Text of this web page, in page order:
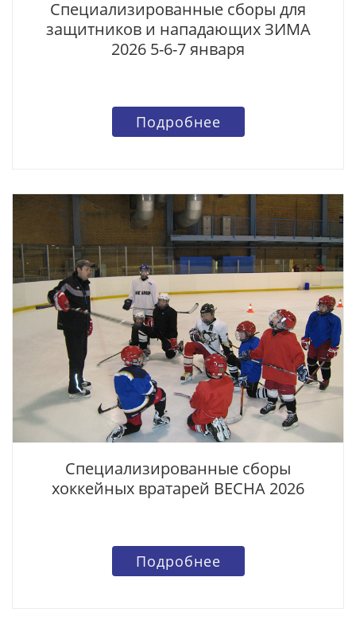
Специализированные сборы для
защитников и нападающих ЗИМА
2026 5-6-7 января
Подробнее
Специализированные сборы
хоккейных вратарей ВЕСНА 2026
Подробнее